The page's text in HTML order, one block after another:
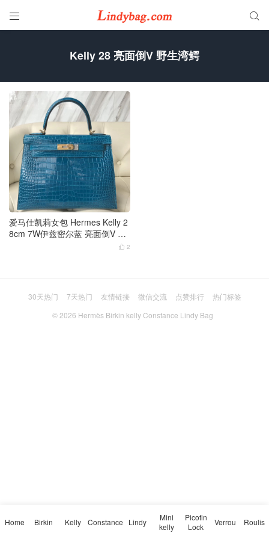
 
Kelly 28 亮面倒V 野生湾鳄
爱马仕凯莉女包 Hermes Kelly 2
8cm 7W伊兹密尔蓝 亮面倒V 野
 2
30天热门 7天热门 友情链接 微信交流 点赞排行
热门标签
© 2026 Hermès Birkin kelly Constance Lindy Bag
Home Birkin Kelly Constance Lindy
Mini
kelly
Picotin
Lock
Verrou Roulis